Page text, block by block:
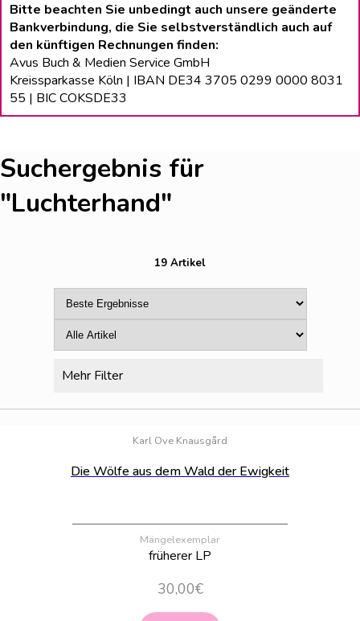
Bitte beachten Sie unbedingt auch unsere geänderte
Bankverbindung, die Sie selbstverständlich auch auf
den künftigen Rechnungen finden:
Avus Buch & Medien Service GmbH
Kreissparkasse Köln | IBAN DE34 3705 0299 0000 8031
55 | BIC COKSDE33
Suchergebnis für
"Luchterhand"
19 Artikel
Mehr Filter
Karl Ove Knausgård
Die Wölfe aus dem Wald der Ewigkeit
Mängelexemplar
früherer LP
30,00€